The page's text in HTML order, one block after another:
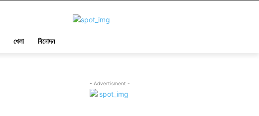
খেলা বিনোদন
- Advertisment -